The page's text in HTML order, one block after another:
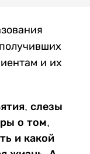
и их
слезы
о том,
и какой